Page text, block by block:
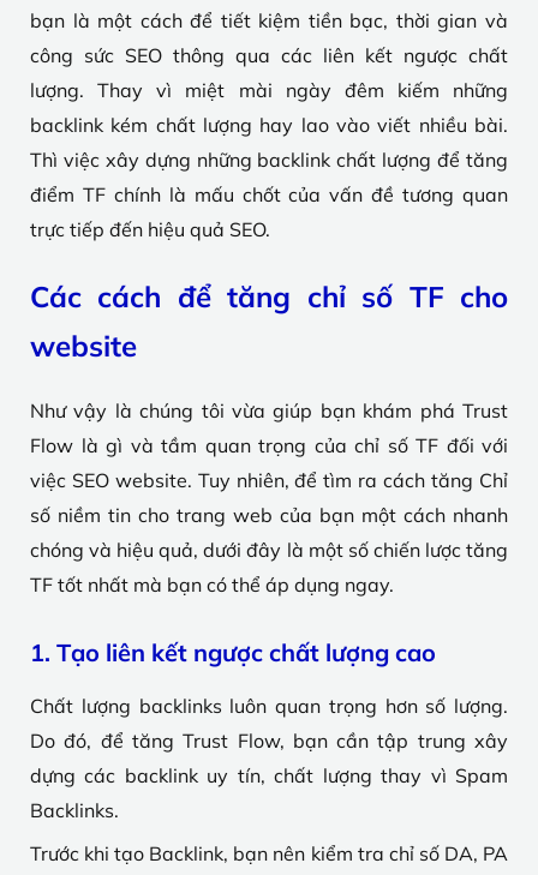
bạn là một cách để tiết kiệm tiền bạc, thời gian và
công sức SEO thông qua các liên kết ngược chất
lượng. Thay vì miệt mài ngày đêm kiếm những
backlink kém chất lượng hay lao vào viết nhiều bài.
Thì việc xây dựng những backlink chất lượng để tăng
điểm TF chính là mấu chốt của vấn đề tương quan
trực tiếp đến hiệu quả SEO.
Các cách để tăng chỉ số TF cho
website
Như vậy là chúng tôi vừa giúp bạn khám phá Trust
Flow là gì và tầm quan trọng của chỉ số TF đối với
việc SEO website. Tuy nhiên, để tìm ra cách tăng Chỉ
số niềm tin cho trang web của bạn một cách nhanh
chóng và hiệu quả, dưới đây là một số chiến lược tăng
TF tốt nhất mà bạn có thể áp dụng ngay.
1. Tạo liên kết ngược chất lượng cao
Chất lượng backlinks luôn quan trọng hơn số lượng.
Do đó, để tăng Trust Flow, bạn cần tập trung xây
dựng các backlink uy tín, chất lượng thay vì Spam
Backlinks.
Trước khi tạo Backlink, bạn nên kiểm tra chỉ số DA, PA